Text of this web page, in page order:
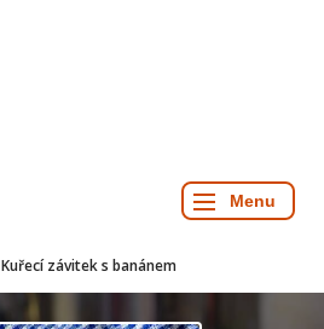
Kuřecí závitek s banánem